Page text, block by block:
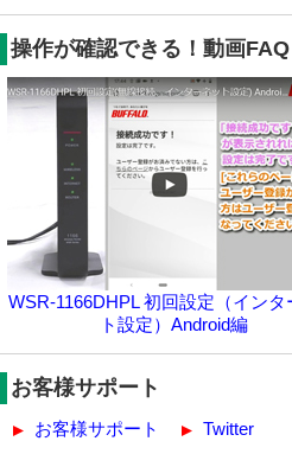
操作が確認できる！動画FAQ
WSR-1166DHPL 初回設定（インタ
ト設定）Android編
お客様サポート
お客様サポート Twitter